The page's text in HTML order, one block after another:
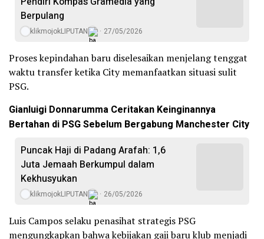
Berpulang
klikmojokLIPUTAN 27/05/2026
Proses kepindahan baru diselesaikan menjelang tenggat
waktu transfer ketika City memanfaatkan situasi sulit
PSG.
Gianluigi Donnarumma Ceritakan Keinginannya
Bertahan di PSG Sebelum Bergabung Manchester City
Puncak Haji di Padang Arafah: 1,6
Juta Jemaah Berkumpul dalam
Kekhusyukan
klikmojokLIPUTAN 26/05/2026
Luis Campos selaku penasihat strategis PSG
mengungkapkan bahwa kebijakan gaji baru klub menjadi